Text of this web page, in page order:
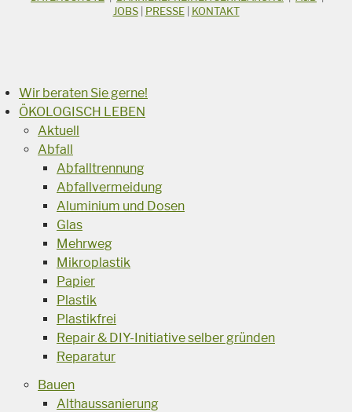
JOBS| PRESSE| KONTAKT
Wir beraten Sie gerne!
ÖKOLOGISCH LEBEN
Aktuell
Abfall
Abfalltrennung
Abfallvermeidung
Aluminium und Dosen
Glas
Mehrweg
Mikroplastik
Papier
Plastik
Plastikfrei
Repair & DIY-Initiative selber gründen
Reparatur
Bauen
Althaussanierung